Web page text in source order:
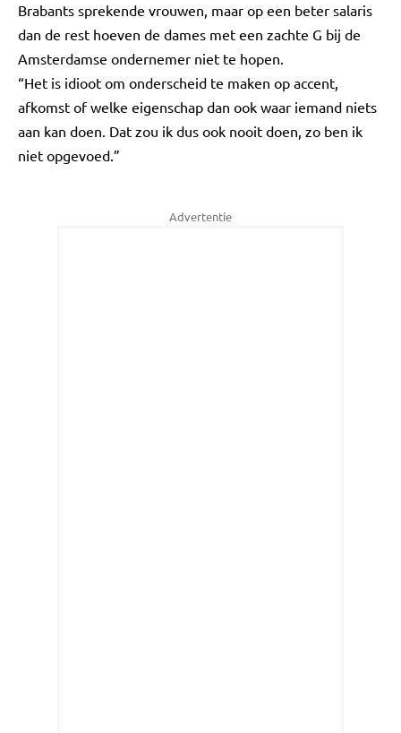
Brabants sprekende vrouwen, maar op een beter salaris
dan de rest hoeven de dames met een zachte G bij de
Amsterdamse ondernemer niet te hopen.
“Het is idioot om onderscheid te maken op accent,
afkomst of welke eigenschap dan ook waar iemand niets
aan kan doen. Dat zou ik dus ook nooit doen, zo ben ik
niet opgevoed.”
Advertentie